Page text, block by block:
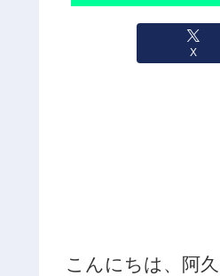
X
こんにちは、阿久